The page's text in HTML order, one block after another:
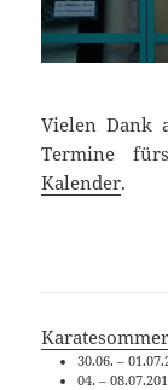
Vielen Dank
Termine
Kalender.
30.06. –
04. –